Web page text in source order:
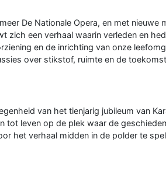
De Nationale Opera, en met nieuwe
een verhaal waarin verleden en
en de inrichting van onze
over stikstof, ruimte en de
van het tienjarig jubileum van
tot leven op de plek waar de
het verhaal midden in de polder te